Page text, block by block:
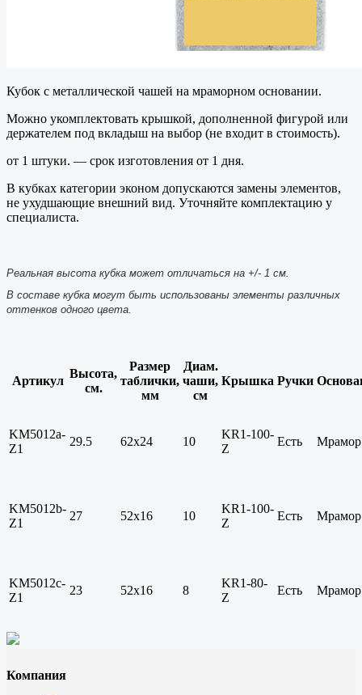
Кубок с металлической чашей на мраморном основании.
Можно укомплектовать крышкой, дополненной фигурой или
держателем под вкладыш на выбор (не входит в стоимость).
от 1 штуки. — срок изготовления от 1 дня.
В кубках категории эконом допускаются замены элементов,
не ухудшающие внешний вид. Уточняйте комплектацию у
специалиста.
Реальная высота кубка может отличаться на +/- 1 см.
В составе кубка могут быть использованы элементы различных
оттенков одного цвета.
Артикул
Высота,
см.
Размер
таблички,
мм
Диам.
чаши,
см
Крышка Ручки
KM5012a-
Z1
29.5 62х24 10
KR1-100-
Z
Есть Мрамор
KM5012b-
Z1
27 52х16 10
KR1-100-
Z
Есть Мрамор
KM5012c-
Z1
23 52х16 8
KR1-80-
Z
Есть Мрамор
Компания